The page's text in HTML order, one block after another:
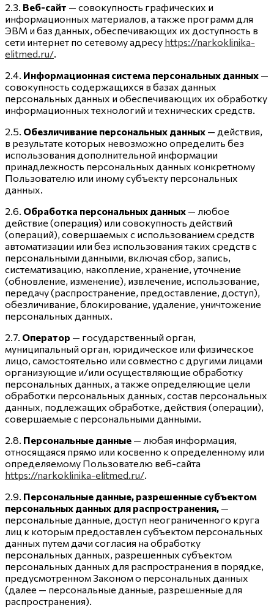
2.3. Веб-сайт — совокупность графических и
информационных материалов, а также программ для
ЭВМ и баз данных, обеспечивающих их доступность в
сети интернет по сетевому адресу https://narkoklinika-
elitmed.ru/
2.4. Информационная система персональных данных —
совокупность содержащихся в базах данных
персональных данных и обеспечивающих их обработку
информационных технологий и технических средств.
2.5. Обезличивание персональных данных — действия,
в результате которых невозможно определить без
использования дополнительной информации
принадлежность персональных данных конкретному
Пользователю или иному субъекту персональных
данных.
2.6. Обработка персональных данных — любое
действие (операция) или совокупность действий
(операций), совершаемых с использованием средств
автоматизации или без использования таких средств с
персональными данными, включая сбор, запись,
систематизацию, накопление, хранение, уточнение
(обновление, изменение), извлечение, использование,
передачу (распространение, предоставление, доступ),
обезличивание, блокирование, удаление, уничтожение
персональных данных.
2.7. Оператор — государственный орган,
муниципальный орган, юридическое или физическое
лицо, самостоятельно или совместно с другими лицами
организующие и/или осуществляющие обработку
персональных данных, а также определяющие цели
обработки персональных данных, состав персональных
данных, подлежащих обработке, действия (операции),
совершаемые с персональными данными.
2.8. Персональные данные — любая информация,
относящаяся прямо или косвенно к определенному или
определяемому Пользователю веб-сайта
https://narkoklinika-elitmed.ru/
2.9. Персональные данные, разрешенные субъектом
персональных данных для распространения, —
персональные данные, доступ неограниченного круга
лиц к которым предоставлен субъектом персональных
данных путем дачи согласия на обработку
персональных данных, разрешенных субъектом
персональных данных для распространения в порядке,
предусмотренном Законом о персональных данных
(далее — персональные данные, разрешенные для
распространения).